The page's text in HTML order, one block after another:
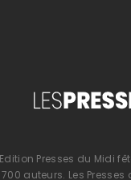
Presses du Midi
auteurs. Les